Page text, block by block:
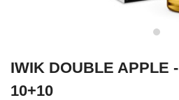
IWIK DOUBLE APPLE
10+10